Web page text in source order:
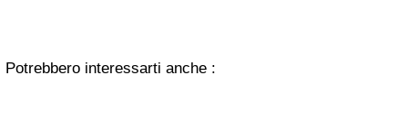
Potrebbero interessarti anche :